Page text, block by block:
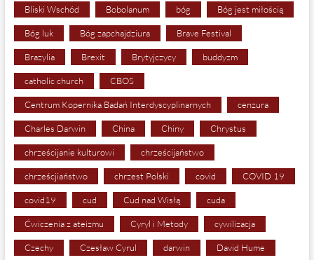
Bliski Wschód Bobolanum bóg Bóg jest miłością
Bóg luk Bóg zapchajdziura Brave Festival
Brazylia Brexit Brytyjczycy buddyzm
catholic church CBOS
Centrum Kopernika Badań Interdyscyplinarnych cenzura
Charles Darwin China Chiny Chrystus
chrześcijanie kulturowi chrześcijaństwo
chrześcjiaństwo chrzest Polski covid COVID 19
covid19 cud Cud nad Wisłą cuda
Ćwiczenia z ateizmu Cyryl i Metody cywilizacja
Czechy Czesław Cyrul darwin David Hume